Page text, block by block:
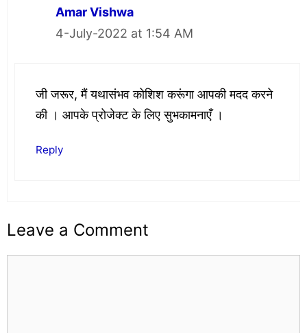
Amar Vishwa
4-July-2022 at 1:54 AM
जी जरूर, मैं यथासंभव कोशिश करूंगा आपकी मदद करने
की । आपके प्रोजेक्ट के लिए सुभकामनाएँ ।
Reply
Leave a Comment